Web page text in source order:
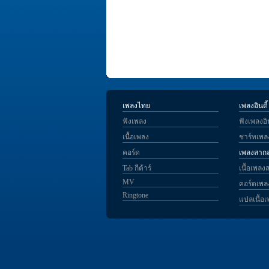
เพลงไทย
ฟังเพลง
เนื้อเพลง
คอร์ด
Tab กีต้าร์
MV
Ringtone
เพลงอินดี้
ฟังเพลง
ชาร์ทเพ
เพลงสาก
เนื้อเพลง
คอร์ดเพ
แปลเนื้อเ